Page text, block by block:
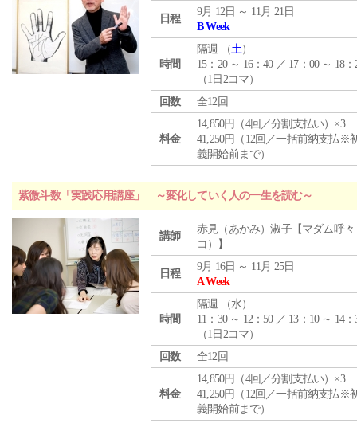
日程
9月 12日 ～ 11月 21日
B Week
時間
隔週 （土）
15：20 ～ 16：40 ／ 17：00 ～ 18：
（1日2コマ）
回数
全12回
料金
14,850円（4回／分割支払い）×3
41,250円（12回／一括前納支払※
義開始前まで）
紫微斗数「実践応用講座」 ～変化していく人の一生を読む～
講師
赤見（あかみ）淑子【マダム呼々
コ）】
日程
9月 16日 ～ 11月 25日
A Week
時間
隔週 （水）
11：30 ～ 12：50 ／ 13：10 ～ 14：
（1日2コマ）
回数
全12回
料金
14,850円（4回／分割支払い）×3
41,250円（12回／一括前納支払※
義開始前まで）